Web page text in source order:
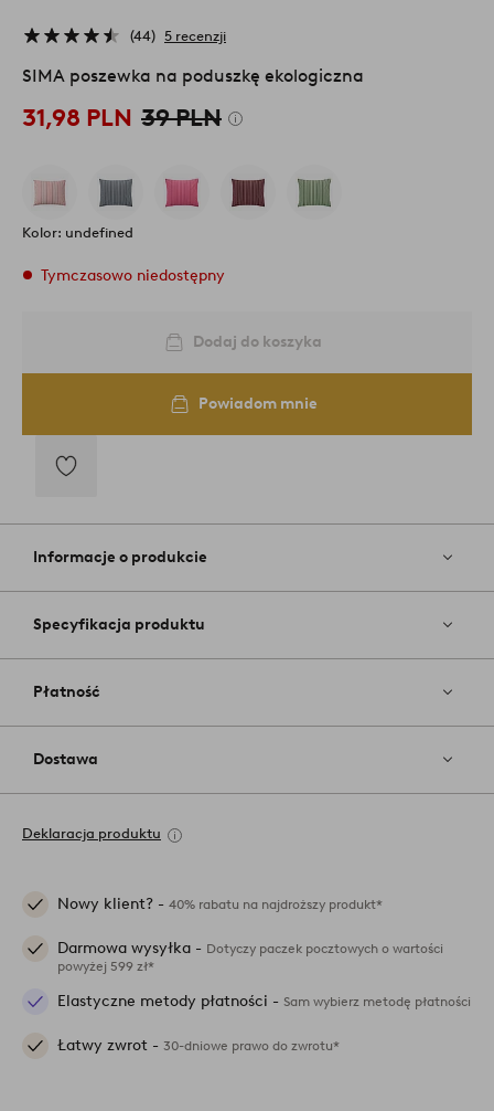
44 5 recenzji
SIMA poszewka na poduszkę ekologiczna
31,98 PLN 39 PLN
Kolor: undefined
Tymczasowo niedostępny
Dodaj do koszyka
Powiadom mnie
do
ulubionych
Informacje o produkcie
Specyfikacja produktu
Płatność
Dostawa
Deklaracja produktu
Nowy klient? - 40% rabatu na najdroższy produkt*
Darmowa wysyłka - Dotyczy paczek pocztowych o wartości
powyżej 599 zł*
Elastyczne metody płatności - Sam wybierz metodę płatności
Łatwy zwrot - 30-dniowe prawo do zwrotu*